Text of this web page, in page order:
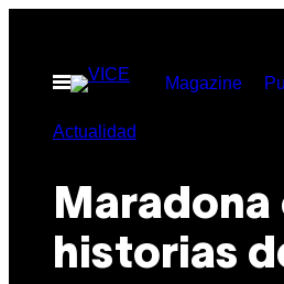
contenido
Abrir
Menú
Magazine
Actualidad
historias